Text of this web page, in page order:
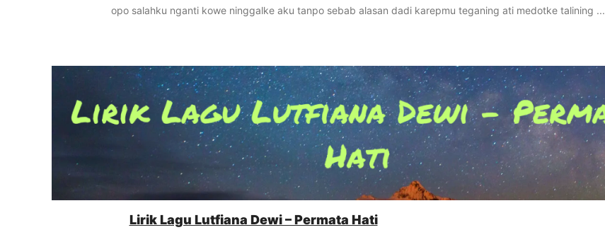
opo salahku nganti kowe ninggalke aku tanpo sebab alasan dadi karepmu teganing ati medotke talining ...
Lirik Lagu Lutfiana Dewi – Permata Hati